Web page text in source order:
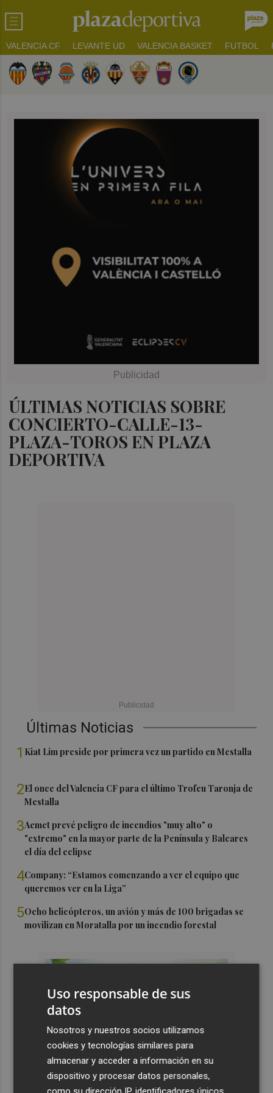
VALENCIA CF LEVANTE UD VALENCIA BASKET FUTBOL
ÚLTIMAS NOTICIAS SOBRE
CONCIERTO-CALLE-13-
PLAZA-TOROS EN PLAZA
DEPORTIVA
Últimas Noticias
1 Kiat Lim preside por primera vez un partido en Mestalla
2El once del Valencia CF para el último Trofeu Taronja de
Mestalla
3Aemet prevé peligro de incendios "muy alto" o
"extremo" en la mayor parte de la Península y Baleares
el día del eclipse
4Company: “Estamos comenzando a ver el equipo que
queremos ver en la Liga”
5Ocho helicópteros, un avión y más de 100 brigadas se
movilizan en Moratalla por un incendio forestal
Uso responsable de sus
datos
Nosotros y nuestros socios utilizamos
cookies y tecnologías similares para
almacenar y acceder a información en su
dispositivo y procesar datos personales,